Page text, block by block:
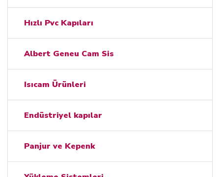
Hızlı Pvc Kapıları
Albert Geneu Cam Sis
Isıcam Ürünleri
Endüstriyel kapılar
Panjur ve Kepenk